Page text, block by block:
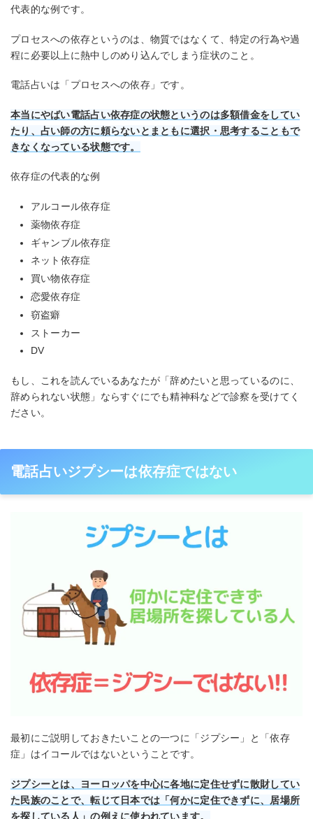
代表的な例です。
プロセスへの依存というのは、物質ではなくて、特定の行為や過
程に必要以上に熱中しのめり込んでしまう症状のこと。
電話占いは「プロセスへの依存」です。
本当にやばい電話占い依存症の状態というのは多額借金をしてい
たり、占い師の方に頼らないとまともに選択・思考することもで
きなくなっている状態です。
依存症の代表的な例
アルコール依存症
薬物依存症
ギャンブル依存症
ネット依存症
買い物依存症
恋愛依存症
窃盗癖
ストーカー
DV
もし、これを読んでいるあなたが「辞めたいと思っているのに、
辞められない状態」ならすぐにでも精神科などで診察を受けてく
ださい。
電話占いジプシーは依存症ではない
最初にご説明しておきたいことの一つに「ジプシー」と「依存
症」はイコールではないということです。
ジプシーとは、ヨーロッパを中心に各地に定住せずに散財してい
た民族のことで、転じて日本では「何かに定住できずに、居場所
を探している人」の例えに使われています。